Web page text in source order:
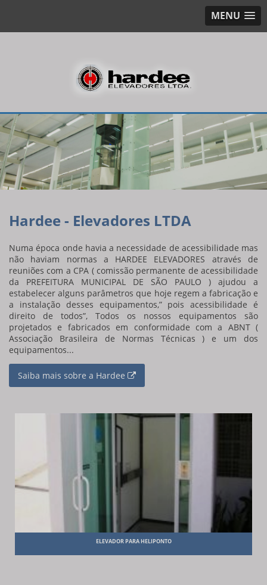
MENU
Hardee - Elevadores LTDA
Numa época onde havia a necessidade de acessibilidade mas
não haviam normas a HARDEE ELEVADORES através de
reuniões com a CPA ( comissão permanente de acessibilidade
da PREFEITURA MUNICIPAL DE SÃO PAULO ) ajudou a
estabelecer alguns parâmetros que hoje regem a fabricação e
a instalação desses equipamentos,” pois acessibilidade é
direito de todos”, Todos os nossos equipamentos são
projetados e fabricados em conformidade com a ABNT (
Associação Brasileira de Normas Técnicas ) e um dos
equipamentos...
Saiba mais sobre a Hardee
ELEVADOR PARA HELIPONTO